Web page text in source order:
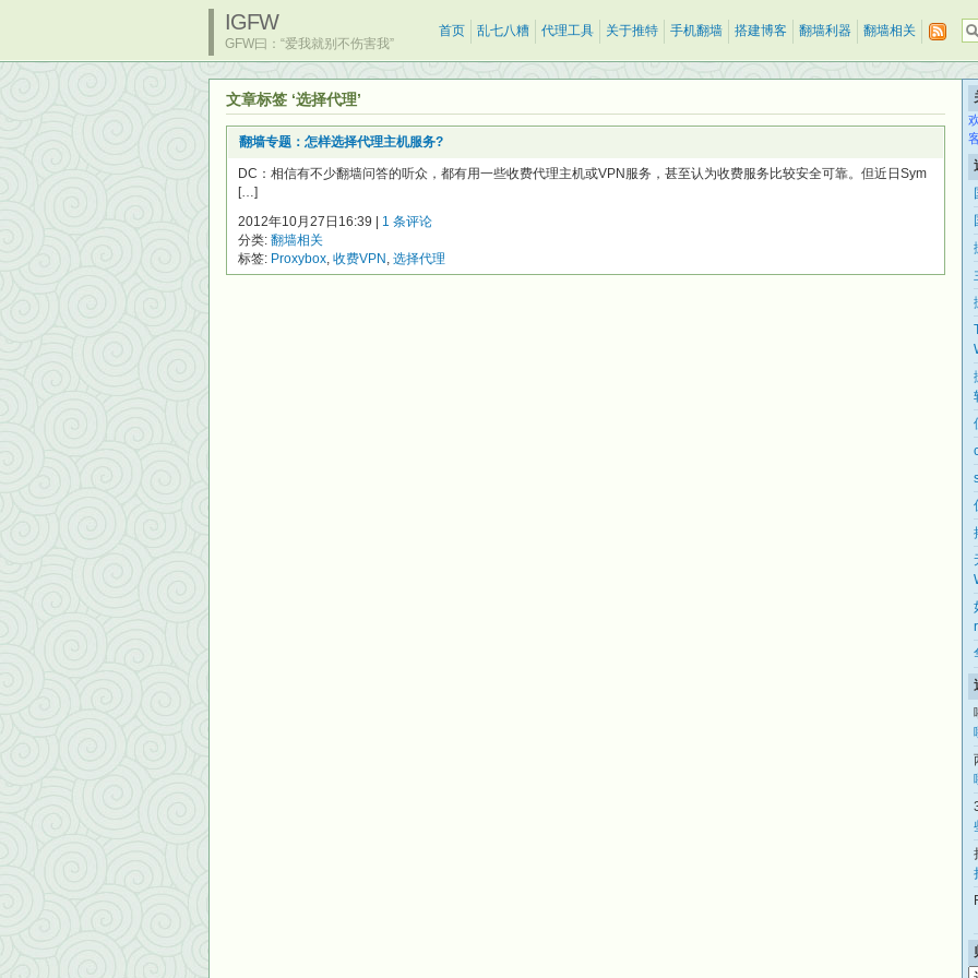
IGFW
GFW曰：“爱我就别不伤害我”
首页 乱七八糟 代理工具 关于推特 手机翻墙 搭建博客 翻墙利器 翻墙相关
文章标签 ‘选择代理’
翻墙专题：怎样选择代理主机服务?
DC：相信有不少翻墙问答的听众，都有用一些收费代理主机或VPN服务，甚至认为收费服务比较安全可靠。但近日Sym
[…]
2012年10月27日16:39 | 1 条评论
分类: 翻墙相关
标签: Proxybox, 收费VPN , 选择代理